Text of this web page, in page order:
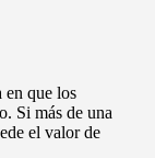
en que los
Si más de una
el valor de